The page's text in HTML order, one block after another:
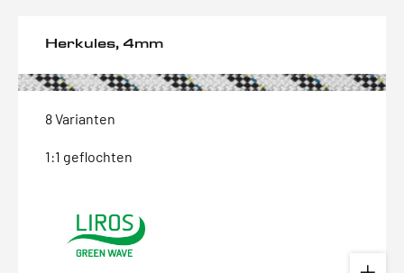
Herkules, 4mm
8 Varianten
1:1 geflochten